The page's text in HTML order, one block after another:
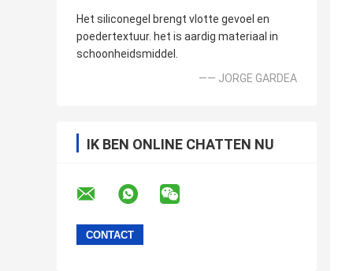
Het siliconegel brengt vlotte gevoel en
poedertextuur. het is aardig materiaal in
schoonheidsmiddel.
—— JORGE GARDEA
IK BEN ONLINE CHATTEN NU